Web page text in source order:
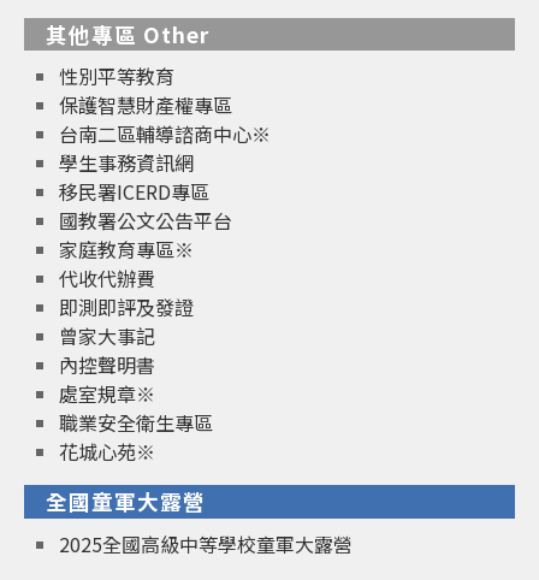
其他專區 Other
性別平等教育
保護智慧財產權專區
台南二區輔導諮商中心※
學生事務資訊網
移民署ICERD專區
國教署公文公告平台
家庭教育專區※
代收代辦費
即測即評及發證
曾家大事記
內控聲明書
處室規章※
職業安全衛生專區
花城心苑※
全國童軍大露營
2025全國高級中等學校童軍大露營